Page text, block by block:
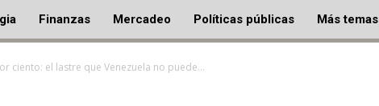
Finanzas Mercadeo Políticas públicas Más temas
ciento: el lastre que Venezuela no puede...